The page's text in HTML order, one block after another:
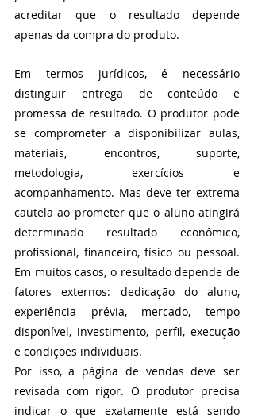
acreditar que o resultado depende
apenas da compra do produto.
Em termos jurídicos, é necessário
distinguir entrega de conteúdo e
promessa de resultado. O produtor pode
se comprometer a disponibilizar aulas,
materiais, encontros, suporte,
metodologia, exercícios e
acompanhamento. Mas deve ter extrema
cautela ao prometer que o aluno atingirá
determinado resultado econômico,
profissional, financeiro, físico ou pessoal.
Em muitos casos, o resultado depende de
fatores externos: dedicação do aluno,
experiência prévia, mercado, tempo
disponível, investimento, perfil, execução
e condições individuais.
Por isso, a página de vendas deve ser
revisada com rigor. O produtor precisa
indicar o que exatamente está sendo